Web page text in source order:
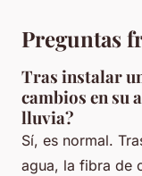
Preguntas
Tras instalar
cambios en su
lluvia?
Sí, es normal.
agua, la fibra de